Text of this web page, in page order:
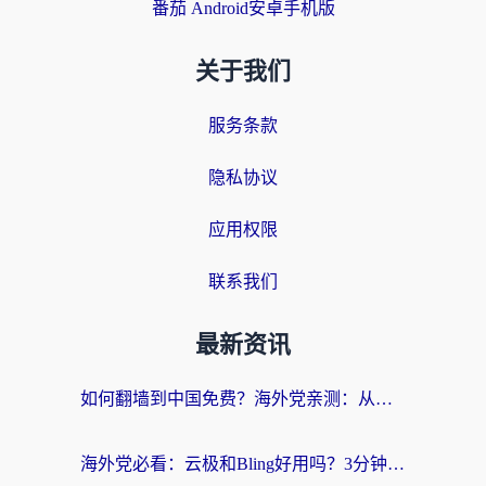
番茄 Android安卓手机版
关于我们
服务条款
隐私协议
应用权限
联系我们
最新资讯
如何翻墙到中国免费？海外党亲测：从踩坑到选对加速器的全攻略
海外党必看：云极和Bling好用吗？3分钟教你选对回国加速器